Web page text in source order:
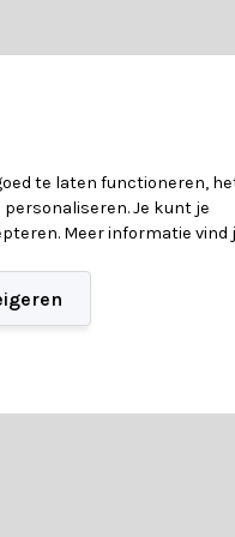
sfeervolle lichtjes of
een echte blikvanger.
te laten functioneren,
Je kunt je
Meer informatie vind